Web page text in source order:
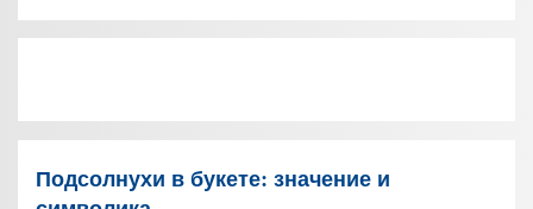
Подсолнухи в букете: значение и